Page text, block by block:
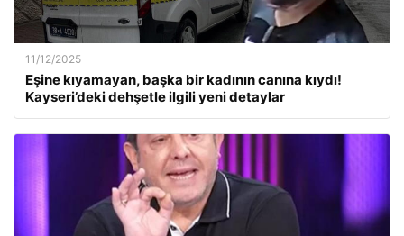
11/12/2025
Eşine kıyamayan, başka bir kadının canına kıydı!
Kayseri’deki dehşetle ilgili yeni detaylar